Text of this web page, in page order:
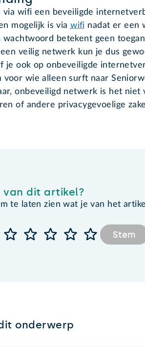
via wifi een beveiligde
mogelijk is viawifi nadat er een
wachtwoord betekent geen
veilig netwerk kun je dus
je ook op onbeveiligde
voor wie alleen surft naar
onbeveiligd netwerk is het niet
of andere privacygevoelige
van dit artikel?
te laten zien wat je van het
Stem
onderwerp